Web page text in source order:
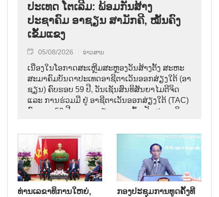
ປະເທດ ໂຕເລີມ: ພ້ອມກັນສ້າງ
ປະຊາຄົມ ອາຊຽນ ສາມັກຄີ, ໝັ້ນຄົງ
ເຂັ້ມແຂງ
05/08/2026 ຂ່າວສານ
ເນື່ອງໃນໂອກາດສະເຫຼີມສະຫຼອງວັນສ້າງຕັ້ງ ສະຫະ
ສະມາຄົມບັນດາປະເທດອາຊີຕາເວັນອອກສ່ຽງໃຕ້ (ອາ
ຊຽນ) ຄົບຮອບ 59 ປີ, ວັນເຊັນສົນທິສັນຍາໄມຕີຈິດ
ແລະ ການຮ່ວມມື ຢູ່ ອາຊີຕາເວັນອອກສ່ຽງໃຕ້ (TAC)
ຄົບຮອບ 50 ປີ ແລະ ຫວຽດນາມ ເຂົ້າເປັນສະມາຊິກ
ທ່ານເລຂາທິການໃຫຍ່,
ກອງປະຊຸມການທູດຄັ້ງທີ